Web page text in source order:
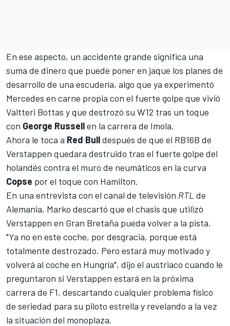
En ese aspecto, un accidente grande significa una
suma de dinero que puede poner en jaque los planes de
desarrollo de una escudería, algo que ya experimentó
Mercedes en carne propia con el fuerte golpe que vivió
Valtteri Bottas y que destrozó su W12 tras un toque
con George Russellen la carrera de Imola.
Ahora le toca a Red Bulldespués de que el RB16B de
Verstappen quedara destruido tras el fuerte golpe del
holandés contra el muro de neumáticos en la curva
Copse por el toque con Hamilton.
En una entrevista con el canal de televisión RTL de
Alemania, Marko descartó que el chasis que utilizó
Verstappen en Gran Bretaña pueda volver a la pista.
"Ya no en este coche, por desgracia, porque está
totalmente destrozado. Pero estará muy motivado y
volverá al coche en Hungría", dijo el austriaco cuando le
preguntaron si Verstappen estará en la próxima
carrera de F1, descartando cualquier problema físico
de seriedad para su piloto estrella y revelando a la vez
la situación del monoplaza.